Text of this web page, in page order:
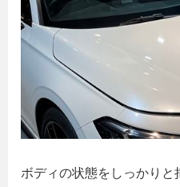
ボディの状態をしっかり